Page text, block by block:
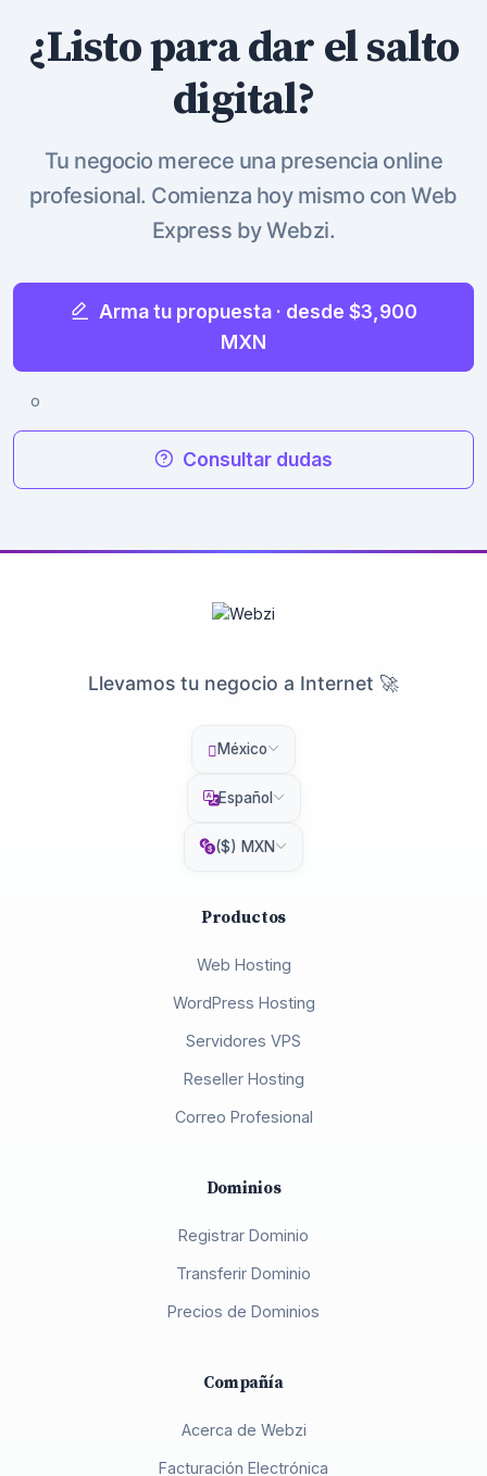
¿Listo para dar el salto
digital?
Tu negocio merece una presencia online
profesional. Comienza hoy mismo con Web
Express by Webzi.
Arma tu propuesta · desde $3,900
MXN
o
Consultar dudas
Llevamos tu negocio a Internet 🚀
México
Español
($) MXN
Productos
Web Hosting
WordPress Hosting
Servidores VPS
Reseller Hosting
Correo Profesional
Dominios
Registrar Dominio
Transferir Dominio
Precios de Dominios
Compañía
Acerca de Webzi
Facturación Electrónica